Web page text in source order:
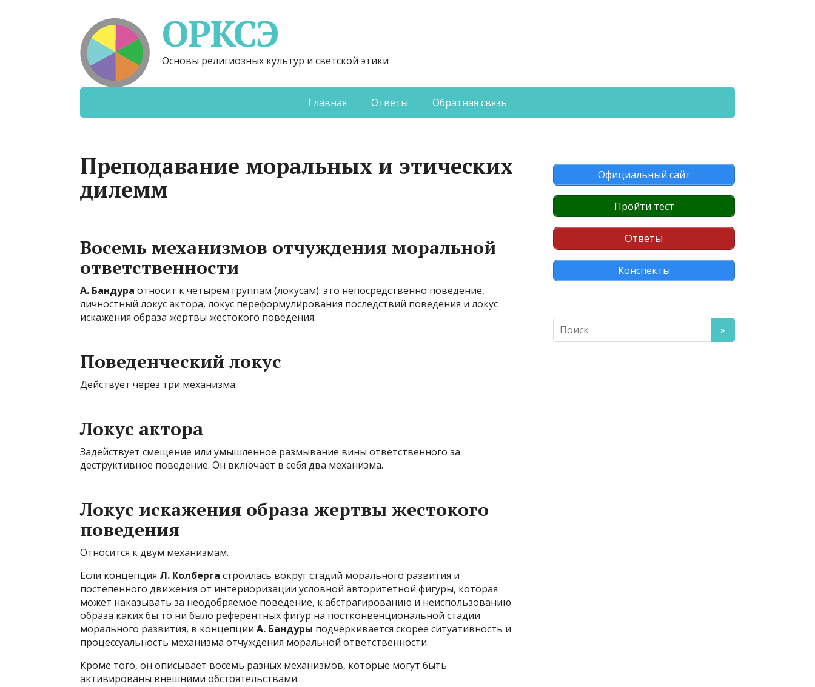
ОРКСЭ
Основы религиозных культур и светской этики
Главная Ответы Обратная связь
Преподавание моральных и этических
дилемм
Восемь механизмов отчуждения моральной
ответственности
А. Бандура относит к четырем группам (локусам): это непосредственно поведение,
личностный локус актора, локус переформулирования последствий поведения и локус
искажения образа жертвы жестокого поведения.
Поведенческий локус
Действует через три механизма.
Локус актора
Задействует смещение или умышленное размывание вины ответственного за
деструктивное поведение. Он включает в себя два механизма.
Локус искажения образа жертвы жестокого
поведения
Относится к двум механизмам.
Если концепция Л. Колберга строилась вокруг стадий морального развития и
постепенного движения от интериоризации условной авторитетной фигуры, которая
может наказывать за неодобряемое поведение, к абстрагированию и неиспользованию
образа каких бы то ни было референтных фигур на постконвенциональной стадии
морального развития, в концепции А. Бандуры подчеркивается скорее ситуативность и
процессуальность механизма отчуждения моральной ответственности.
Кроме того, он описывает восемь разных механизмов, которые могут быть
активированы внешними обстоятельствами.
Официальный сайт
Пройти тест
Ответы
Конспекты